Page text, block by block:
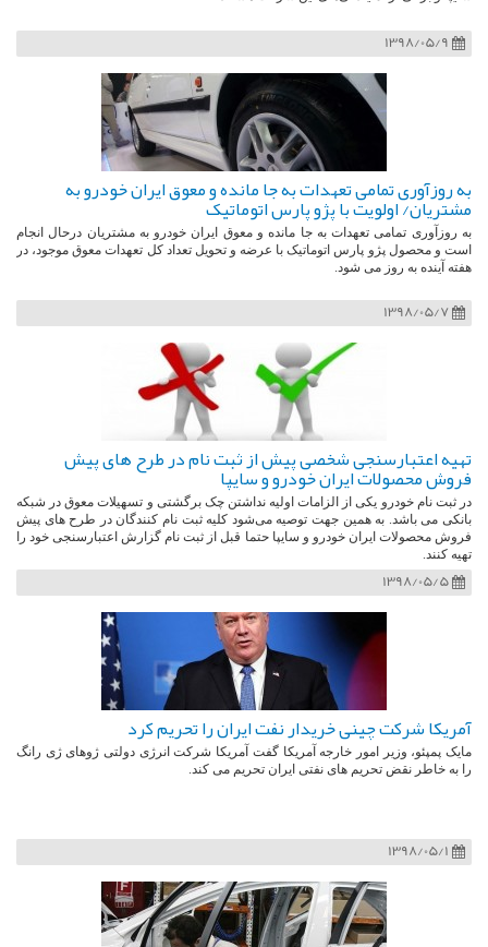
1398/05/9
به روزآوری تمامی تعهدات به جا مانده و معوق ایران خودرو به
مشتریان/ اولویت با پژو پارس اتوماتیک
به روزآوری تمامی تعهدات به جا مانده و معوق ایران خودرو به مشتریان درحال انجام
است و محصول پژو پارس اتوماتیک با عرضه و تحویل تعداد کل تعهدات معوق موجود، در
هفته آینده به روز می شود.
1398/05/7
تهیه اعتبارسنجی شخصی پیش از ثبت نام در طرح های پیش
فروش محصولات ایران خودرو و سایپا
در ثبت نام خودرو یکی از الزامات اولیه نداشتن چک برگشتی و تسهیلات معوق در شبکه
بانکی می باشد. به همین جهت توصیه می‌شود کلیه ثبت نام کنندگان در طرح های پیش
فروش محصولات ایران خودرو و سایپا حتما قبل از ثبت نام گزارش اعتبارسنجی خود را
تهیه کنند.
1398/05/5
آمریکا شرکت چینی خریدار نفت ایران را تحریم کرد
مایک پمپئو، وزیر امور خارجه آمریکا گفت آمریکا شرکت انرژی دولتی ژوهای ژی رانگ
را به خاطر نقض تحریم های نفتی ایران تحریم می کند.
1398/05/1